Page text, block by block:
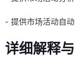
- 提供市场活动自
详细解释